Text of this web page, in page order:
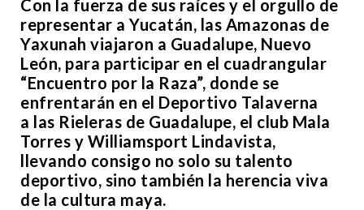
Con la fuerza de sus raíces y el orgullo de
representar a Yucatán, las Amazonas de
Yaxunah viajaron a Guadalupe, Nuevo
León, para participar en el cuadrangular
“Encuentro por la Raza”, donde se
enfrentarán en el Deportivo Talaverna
a las Rieleras de Guadalupe, el club Mala
Torres y Williamsport Lindavista,
llevando consigo no solo su talento
deportivo, sino también la herencia viva
de la cultura maya.